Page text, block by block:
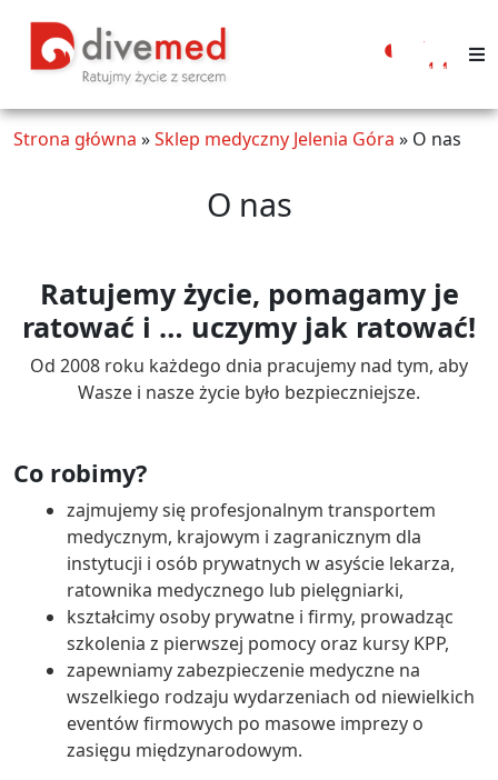
Moje
Strona główna »Sklep medyczny Jelenia Góra » O nas
O nas
Ratujemy życie, pomagamy je
ratować i … uczymy jak ratować!
Od 2008 roku każdego dnia pracujemy nad tym, aby
Wasze i nasze życie było bezpieczniejsze.
Co robimy?
zajmujemy się profesjonalnym transportem
medycznym, krajowym i zagranicznym dla
instytucji i osób prywatnych w asyście lekarza,
ratownika medycznego lub pielęgniarki,
kształcimy osoby prywatne i firmy, prowadząc
szkolenia z pierwszej pomocy oraz kursy KPP,
zapewniamy zabezpieczenie medyczne na
wszelkiego rodzaju wydarzeniach od niewielkich
eventów firmowych po masowe imprezy o
zasięgu międzynarodowym.